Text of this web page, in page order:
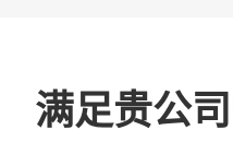
满足贵公